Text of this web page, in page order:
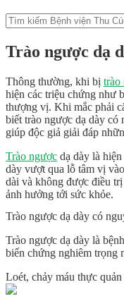
Trào ngược dạ
Thông thường, khi bị trào
hiện các triệu chứng như
thượng vị. Khi mắc phải
biết trào ngược dạ dày
giúp độc giả giải đáp
Trào ngược dạ dày là
dày vượt qua lỗ tâm vị
dài và không được điều
ảnh hưởng tới sức khỏe.
Trào ngược dạ dày có
Trào ngược dạ dày là
biến chứng nghiêm trọng
Loét, chảy máu thực quản